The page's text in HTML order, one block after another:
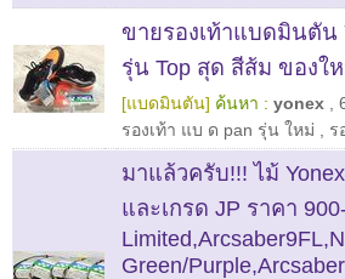
ขายรองเท้าแบดมินตัน
รุ่น Top สุด สีส้ม ของใ
[แบดมินตัน] ค้นหา : yonex
รองเท้า แบ ด pan รุ่น ใหม่
ร
มาแล้วครับ!!! ไม้
และเกรด JP ราคา
Green/